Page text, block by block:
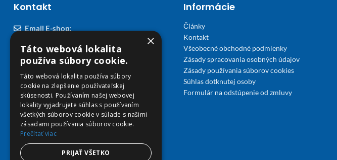
Kontakt
Email E-shop:
podpora@viplekaren.sk
Telefón E-shop:
0911 678 900(Po - Pia 7:30 - 15:30)
Telefón kamenná Lekáreň VIP Košice:
055 307 78 30
(Po - Ne 8:00 - 18:00)
Adresa Lekáreň VIP:
Severné nábrežie 45, 040 01 Košice
Informácie
Články
Kontakt
Všeobecné obchodné podmienky
Zásady spracovania osobných údajov
Zásady používania súborov cookies
Súhlas dotknutej osoby
Formulár na odstúpenie od zmluvy
×
Táto webová lokalita
používa súbory cookie.
Táto webová lokalita používa súbory
cookie na zlepšenie používateľskej
skúsenosti. Používaním našej webovej
lokality vyjadrujete súhlas s používaním
všetkých súborov cookie v súlade s našimi
zásadami používania súborov cookie.
Prečítať viac
PRIJAŤ VŠETKO